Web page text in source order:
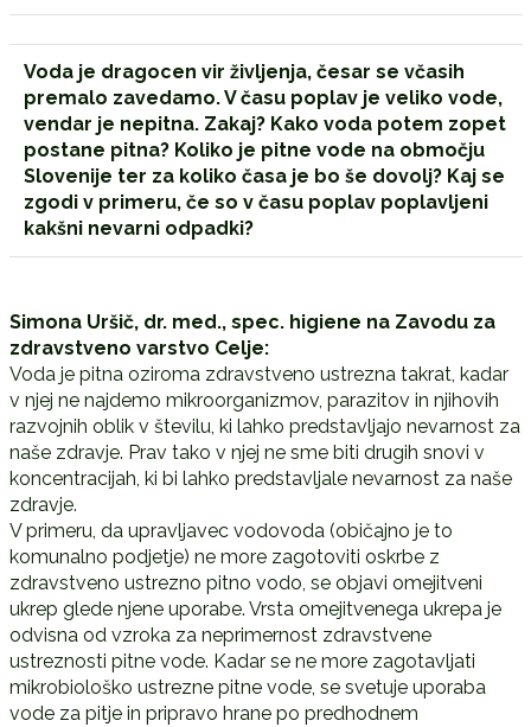
Voda je dragocen vir življenja, česar se včasih
premalo zavedamo. V času poplav je veliko vode,
vendar je nepitna. Zakaj? Kako voda potem zopet
postane pitna? Koliko je pitne vode na območju
Slovenije ter za koliko časa je bo še dovolj? Kaj se
zgodi v primeru, če so v času poplav poplavljeni
kakšni nevarni odpadki?
Simona Uršič, dr. med., spec. higiene na Zavodu za
zdravstveno varstvo Celje:
Voda je pitna oziroma zdravstveno ustrezna takrat, kadar
v njej ne najdemo mikroorganizmov, parazitov in njihovih
razvojnih oblik v številu, ki lahko predstavljajo nevarnost za
naše zdravje. Prav tako v njej ne sme biti drugih snovi v
koncentracijah, ki bi lahko predstavljale nevarnost za naše
zdravje.
V primeru, da upravljavec vodovoda (običajno je to
komunalno podjetje) ne more zagotoviti oskrbe z
zdravstveno ustrezno pitno vodo, se objavi omejitveni
ukrep glede njene uporabe. Vrsta omejitvenega ukrepa je
odvisna od vzroka za neprimernost zdravstvene
ustreznosti pitne vode. Kadar se ne more zagotavljati
mikrobiološko ustrezne pitne vode, se svetuje uporaba
vode za pitje in pripravo hrane po predhodnem